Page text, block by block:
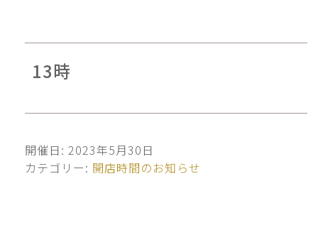
13時
開催日: 2023年5月30日
カテゴリー: 開店時間のお知らせ